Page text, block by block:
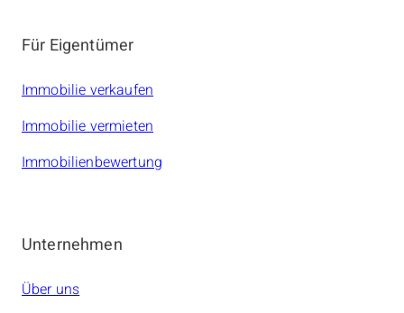
Für Eigentümer
Immobilie verkaufen
Immobilie vermieten
Immobilienbewertung
Unternehmen
Über uns